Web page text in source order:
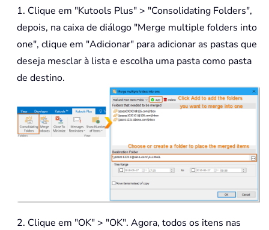
1. Clique em "Kutools Plus" > "Consolidating Folders",
depois, na caixa de diálogo "Merge multiple folders into
one", clique em "Adicionar" para adicionar as pastas que
deseja mesclar à lista e escolha uma pasta como pasta
de destino.
2. Clique em "OK" > "OK". Agora, todos os itens nas